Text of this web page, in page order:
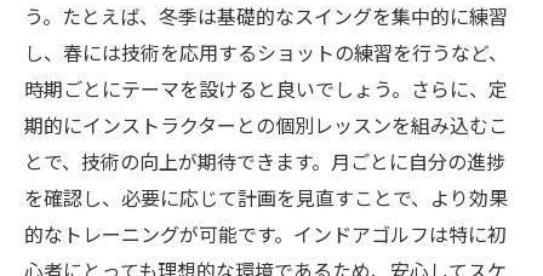
う。たとえば、冬季は基礎的なスイングを集中的に練習
し、春には技術を応用するショットの練習を行うなど、
時期ごとにテーマを設けると良いでしょう。さらに、定
期的にインストラクターとの個別レッスンを組み込むこ
とで、技術の向上が期待できます。月ごとに自分の進捗
を確認し、必要に応じて計画を見直すことで、より効果
的なトレーニングが可能です。インドアゴルフは特に初
心者にとっても理想的な環境であるため、安心してスケ